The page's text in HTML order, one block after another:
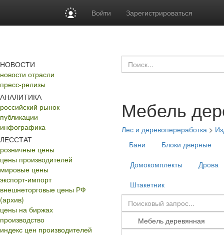
Войти Зарегистрироваться
НОВОСТИ
новости отрасли
пресс-релизы
АНАЛИТИКА
российский рынок
публикации
инфографика
ЛЕССТАТ
розничные цены
цены производителей
мировые цены
экспорт-импорт
внешнеторговые цены РФ
(архив)
цены на биржах
производство
индекс цен производителей
Мебель
Лес и деревопереработка >
Бани
Блоки дверные
Домокомплекты
Дрова
Штакетник